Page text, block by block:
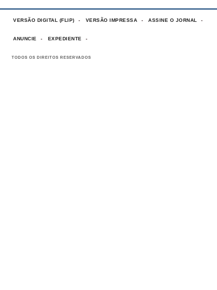
VERSÃO DIGITAL (FLIP) VERSÃO IMPRESSA ASSINE O JORNAL
ANUNCIE EXPEDIENTE
TODOS OS DIREITOS RESERVADOS